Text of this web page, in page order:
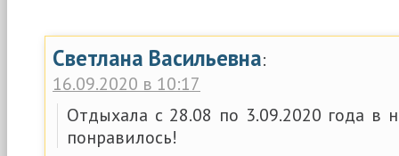
Светлана Васильевна:
16.09.2020 в 10:17
Отдыхала с 28.08 по 3.09.2020 года в
понравилось!